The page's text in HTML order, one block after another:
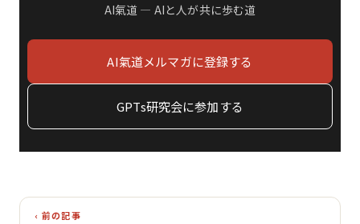
AI氣道 ― AIと人が共に歩む道
AI氣道メルマガに登録する
GPTs研究会に参加する
‹ 前の記事